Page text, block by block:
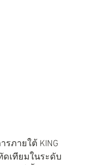
รภายใต้ KING
ดเทียมในระดับ